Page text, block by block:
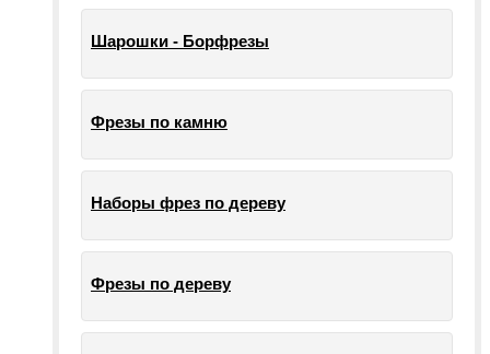
Шарошки - Борфрезы
Фрезы по камню
Наборы фрез по дереву
Фрезы по дереву